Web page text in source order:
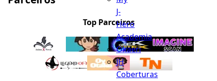
J-
Hero
Academia
Okaeri
JH
Coberturas
Top Parceiros